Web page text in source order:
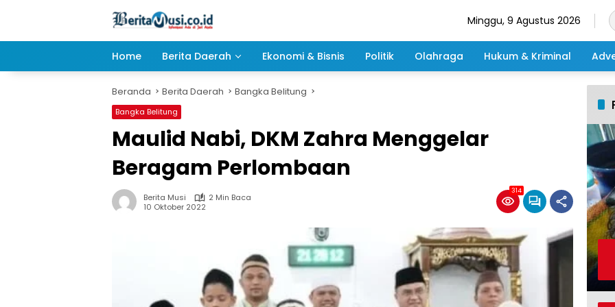
Minggu, 9 Agustus 2026
Home Berita Daerah Ekonomi & Bisnis Politik Olahraga Hukum & Kriminal
Beranda Berita Daerah Bangka Belitung
Bangka Belitung
Maulid Nabi, DKM Zahra Menggelar
Beragam Perlombaan
Berita Musi
2 Min Baca
10 Oktober 2022
314